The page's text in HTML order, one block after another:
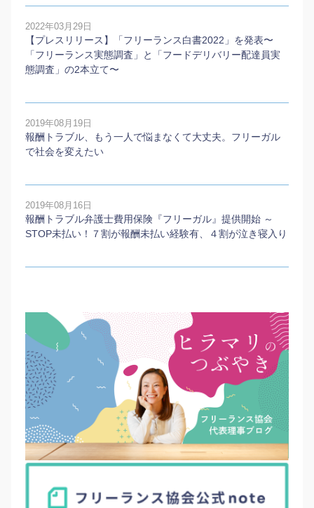
2022年03月29日
【プレスリリース】「フリーランス白書2022」を発表〜
「フリーランス実態調査」と「フードデリバリー配達員実
態調査」の2本⽴て〜
2019年08月19日
報酬トラブル、もう一人で悩まなくて大丈夫。フリーガル
で社会を変えたい
2019年08月16日
報酬トラブル弁護士費用保険『フリーガル』提供開始 ～
STOP未払い！７割が報酬未払い経験有、４割が泣き寝入り